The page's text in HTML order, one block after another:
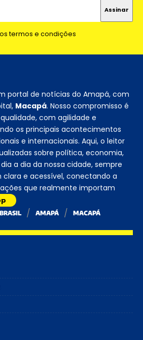
termos e condições
portal de notícias do Amapá, com
Macapá. Nosso compromisso é
com agilidade e
os principais acontecimentos
e internacionais. Aqui, o leitor
sobre política, economia,
a dia da nossa cidade, sempre
e acessível, conectando a
que realmente importam
BRASIL AMAPÁ MACAPÁ